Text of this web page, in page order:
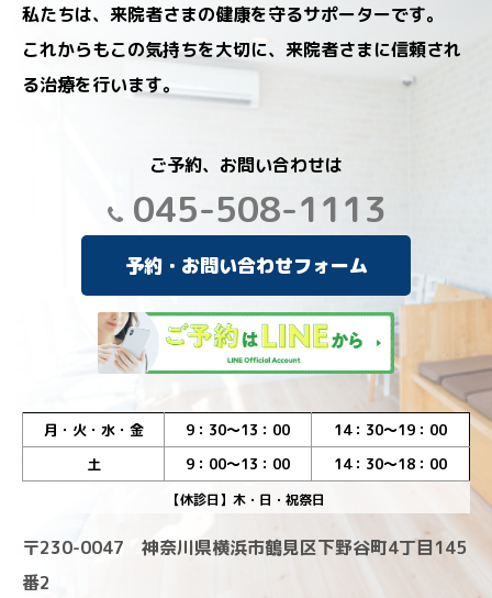
私たちは、来院者さまの健康を守るサポーターです。
これからもこの気持ちを大切に、来院者さまに信頼され
る治療を行います。
ご予約、お問い合わせは
045-508-1113
予約・お問い合わせフォーム
月・火・水・金 9：30～13：00
14：30～19：00
土
9：00～13：00 14：30～18：00
【休診日】木・日・祝祭日
〒230-0047 神奈川県横浜市鶴見区下野谷町4丁目145
番2